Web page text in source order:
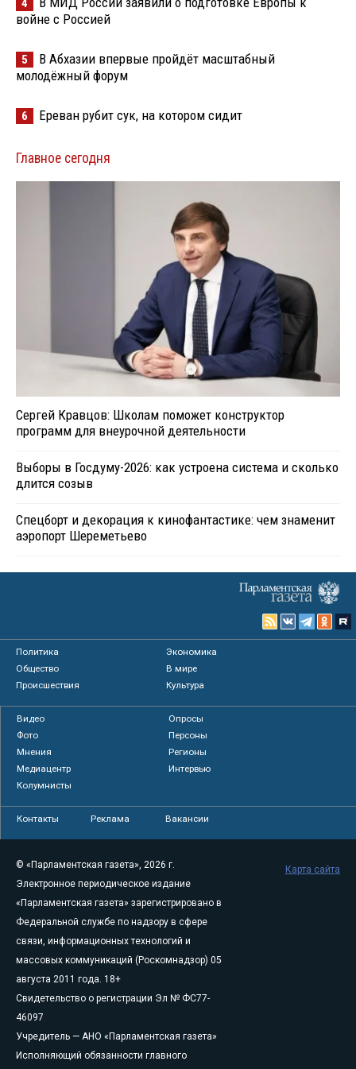
4
войне с Россией
5
В Абхазии впервые пройдёт масштабный
молодёжный форум
6 Ереван рубит сук, на котором сидит
Главное сегодня
Сергей Кравцов: Школам поможет конструктор
программ для внеурочной деятельности
Выборы в Госдуму-2026: как устроена система и сколько
длится созыв
Спецборт и декорация к кинофантастике: чем знаменит
аэропорт Шереметьево
Политика
Экономика
Общество
В мире
Происшествия
Культура
Видео
Опросы
Фото
Персоны
Мнения
Регионы
Медиацентр
Интервью
Колумнисты
Контакты Реклама Вакансии
© «Парламентская газета», 2026 г.
Электронное периодическое издание
«Парламентская газета» зарегистрировано в
Федеральной службе по надзору в сфере
связи, информационных технологий и
массовых коммуникаций (Роскомнадзор) 05
августа 2011 года. 18+
Свидетельство о регистрации Эл № ФС77-
46097
Учредитель — АНО «Парламентская газета»
Исполняющий обязанности главного
Карта сайта